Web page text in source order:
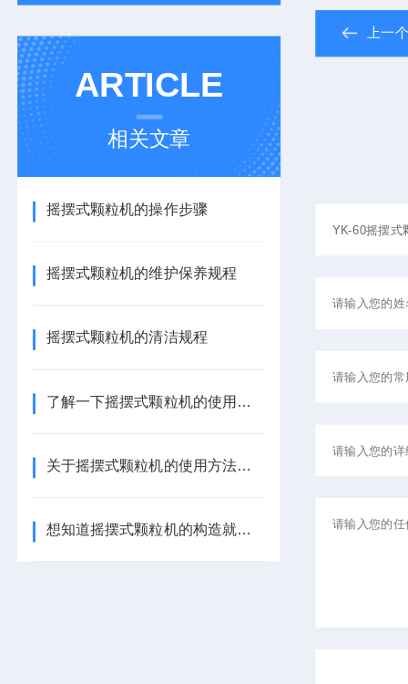
ARTICLE
相关文章
摇摆式颗粒机的操作步骤
摇摆式颗粒机的维护保养规程
摇摆式颗粒机的清洁规程
了解一下摇摆式颗粒机的使用保养方法吧
关于摇摆式颗粒机的使用方法看完这些就知道了
想知道摇摆式颗粒机的构造就来看看这些吧
上一